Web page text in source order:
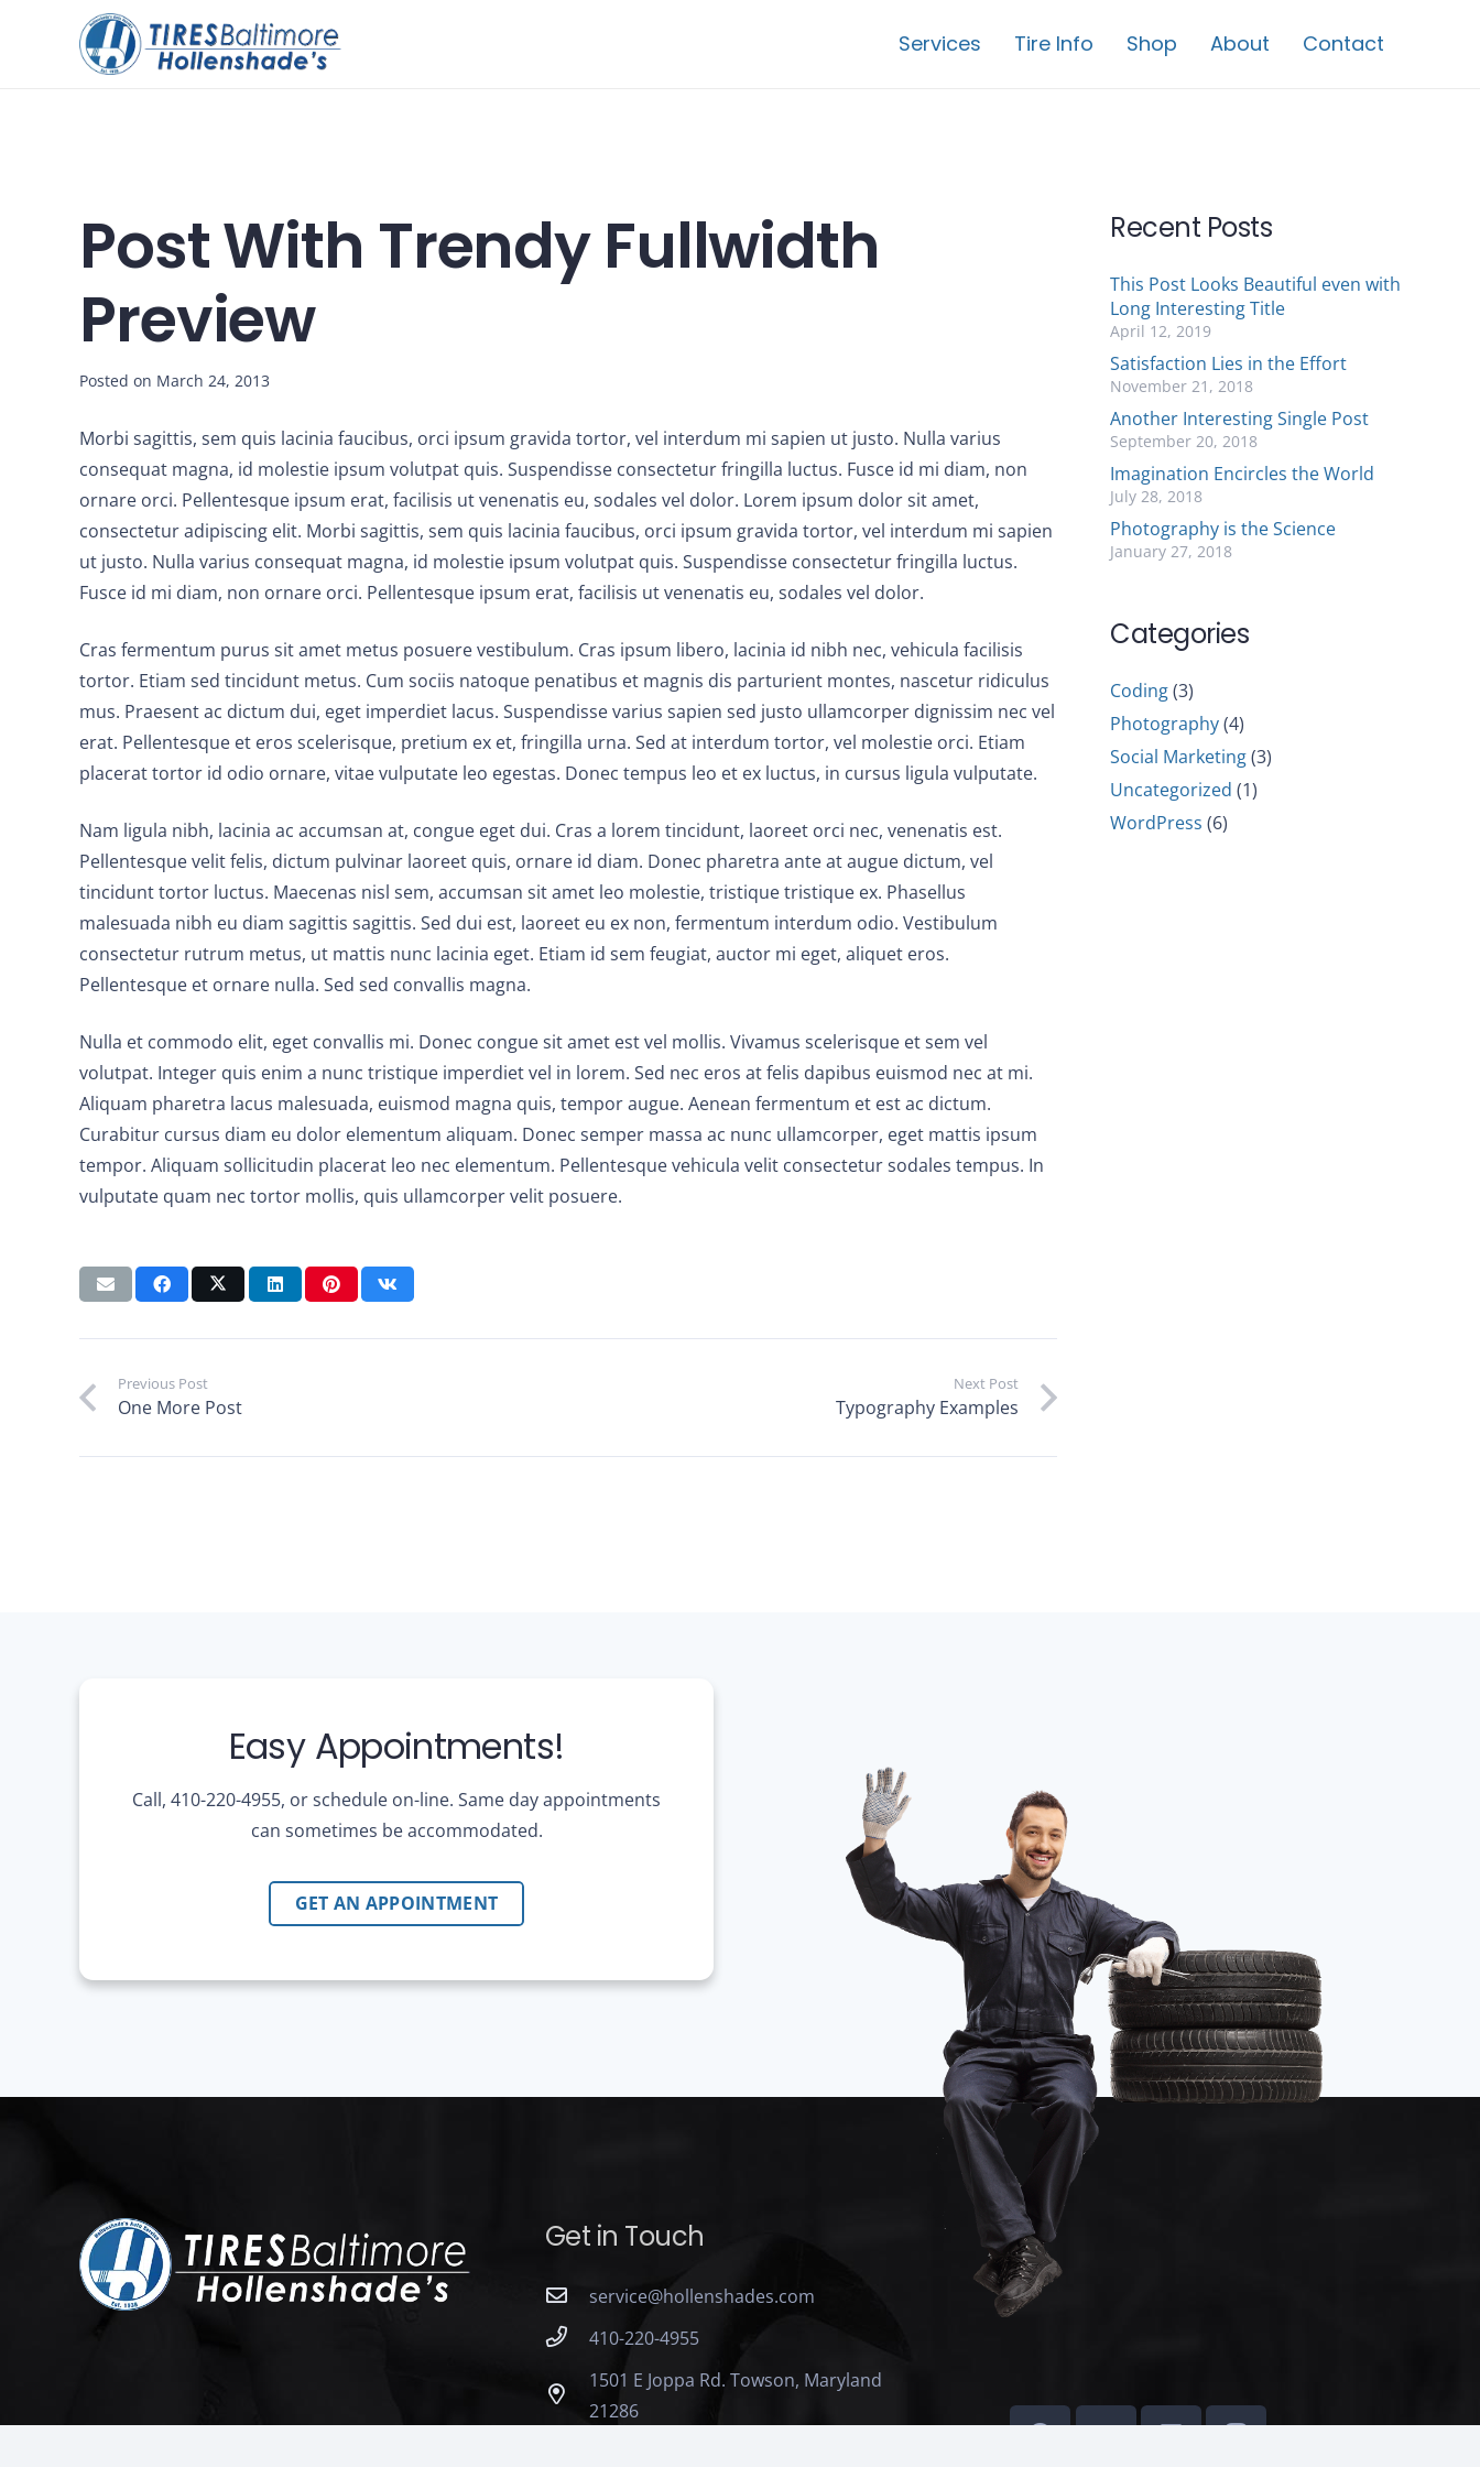
Services Tire Info Shop About Contact
Post With Trendy Fullwidth
Preview
Posted on March 24, 2013
Morbi sagittis, sem quis lacinia faucibus, orci ipsum gravida tortor, vel interdum mi sapien ut justo. Nulla varius
consequat magna, id molestie ipsum volutpat quis. Suspendisse consectetur fringilla luctus. Fusce id mi diam, non
ornare orci. Pellentesque ipsum erat, facilisis ut venenatis eu, sodales vel dolor. Lorem ipsum dolor sit amet,
consectetur adipiscing elit. Morbi sagittis, sem quis lacinia faucibus, orci ipsum gravida tortor, vel interdum mi sapien
ut justo. Nulla varius consequat magna, id molestie ipsum volutpat quis. Suspendisse consectetur fringilla luctus.
Fusce id mi diam, non ornare orci. Pellentesque ipsum erat, facilisis ut venenatis eu, sodales vel dolor.
Cras fermentum purus sit amet metus posuere vestibulum. Cras ipsum libero, lacinia id nibh nec, vehicula facilisis
tortor. Etiam sed tincidunt metus. Cum sociis natoque penatibus et magnis dis parturient montes, nascetur ridiculus
mus. Praesent ac dictum dui, eget imperdiet lacus. Suspendisse varius sapien sed justo ullamcorper dignissim nec vel
erat. Pellentesque et eros scelerisque, pretium ex et, fringilla urna. Sed at interdum tortor, vel molestie orci. Etiam
placerat tortor id odio ornare, vitae vulputate leo egestas. Donec tempus leo et ex luctus, in cursus ligula vulputate.
Nam ligula nibh, lacinia ac accumsan at, congue eget dui. Cras a lorem tincidunt, laoreet orci nec, venenatis est.
Pellentesque velit felis, dictum pulvinar laoreet quis, ornare id diam. Donec pharetra ante at augue dictum, vel
tincidunt tortor luctus. Maecenas nisl sem, accumsan sit amet leo molestie, tristique tristique ex. Phasellus
malesuada nibh eu diam sagittis sagittis. Sed dui est, laoreet eu ex non, fermentum interdum odio. Vestibulum
consectetur rutrum metus, ut mattis nunc lacinia eget. Etiam id sem feugiat, auctor mi eget, aliquet eros.
Pellentesque et ornare nulla. Sed sed convallis magna.
Nulla et commodo elit, eget convallis mi. Donec congue sit amet est vel mollis. Vivamus scelerisque et sem vel
volutpat. Integer quis enim a nunc tristique imperdiet vel in lorem. Sed nec eros at felis dapibus euismod nec at mi.
Aliquam pharetra lacus malesuada, euismod magna quis, tempor augue. Aenean fermentum et est ac dictum.
Curabitur cursus diam eu dolor elementum aliquam. Donec semper massa ac nunc ullamcorper, eget mattis ipsum
tempor. Aliquam sollicitudin placerat leo nec elementum. Pellentesque vehicula velit consectetur sodales tempus. In
vulputate quam nec tortor mollis, quis ullamcorper velit posuere.
Previous Post
One More Post
Next Post
Typography Examples
Recent Posts
This Post Looks Beautiful even with
Long Interesting Title
April 12, 2019
Satisfaction Lies in the Effort
November 21, 2018
Another Interesting Single Post
September 20, 2018
Imagination Encircles the World
July 28, 2018
Photography is the Science
January 27, 2018
Categories
Coding(3)
Photography(4)
Social Marketing(3)
Uncategorized (1)
WordPress (6)
Easy Appointments!
Call, 410-220-4955, or schedule on-line. Same day appointments
can sometimes be accommodated.
GET AN APPOINTMENT
Get in Touch
service@hollenshades.com
410-220-4955
1501 E Joppa Rd. Towson, Maryland
21286